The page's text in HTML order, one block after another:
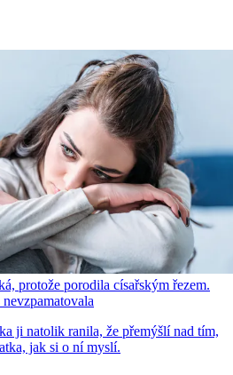
protože porodila císařským řezem.
ji natolik ranila, že přemýšlí nad tím,
jak si o ní myslí.